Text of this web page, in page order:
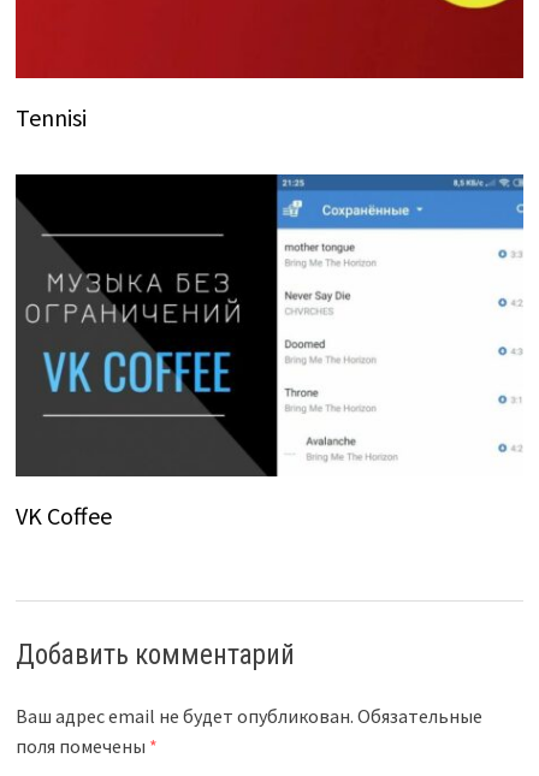
Tennisi
VK Coffee
Добавить комментарий
Ваш адрес email не будет опубликован. Обязательные
поля помечены *